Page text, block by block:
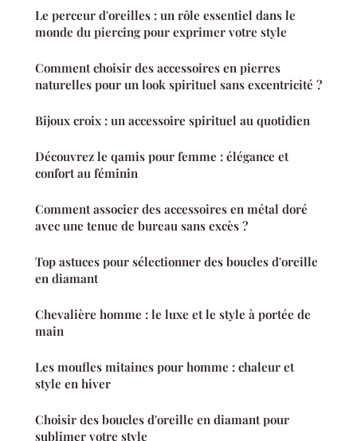
Le perceur d'oreilles : un rôle essentiel dans le
monde du piercing pour exprimer votre style
Comment choisir des accessoires en pierres
naturelles pour un look spirituel sans excentricité ?
Bijoux croix : un accessoire spirituel au quotidien
Découvrez le qamis pour femme : élégance et
confort au féminin
Comment associer des accessoires en métal doré
avec une tenue de bureau sans excès ?
Top astuces pour sélectionner des boucles d'oreille
en diamant
Chevalière homme : le luxe et le style à portée de
main
Les moufles mitaines pour homme : chaleur et
style en hiver
Choisir des boucles d'oreille en diamant pour
sublimer votre style